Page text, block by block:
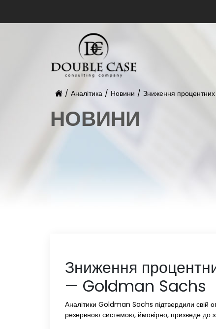
/ Аналітика / Новини / Зниження
НОВИНИ
Зниження
— Goldman Sachs
Аналітики Goldman Sachs підтвердили свій
резервною системою, ймовірно, призведе до